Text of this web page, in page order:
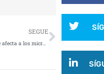
SEGUE
L1TF, la nueva vulnerabilidad que afecta a los microprocesadores x86 fabricados por Intel